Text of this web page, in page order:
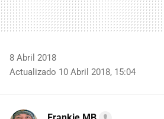
8 Abril 2018
Actualizado 10 Abril 2018, 15:04